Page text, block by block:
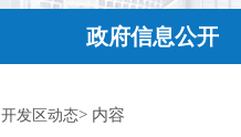
政府信息公开
开发区动态> 内容